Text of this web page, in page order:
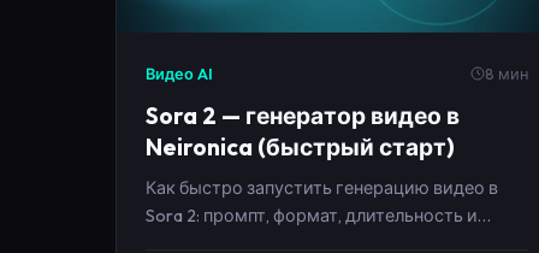
8 мин
Neironica (быстрый старт)
Как быстро запустить генерацию видео в
Sora 2: промпт, формат, длительность и
авто‑старт в кабинете Neironica. Примеры
промптов и советы.
30 декабря 2025 Sora 2 Видео AI